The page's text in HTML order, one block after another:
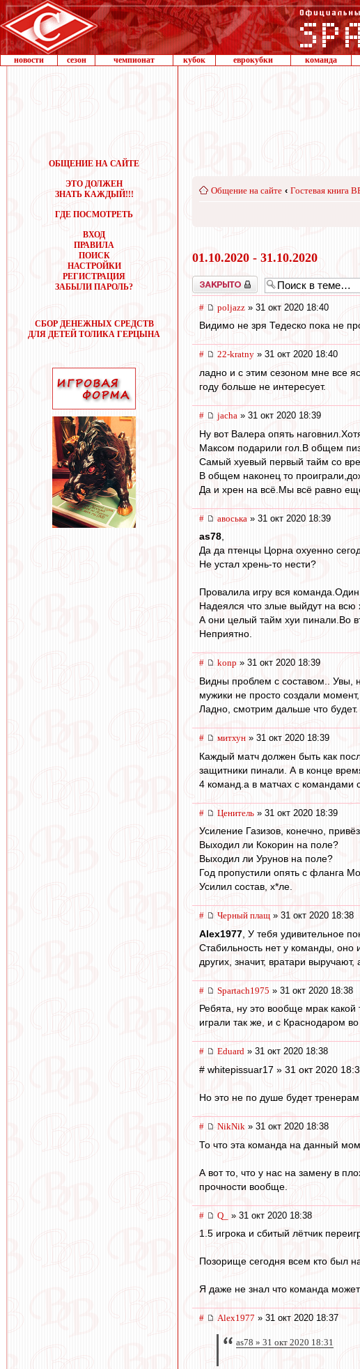
новости сезон чемпионат кубок еврокубки команда
ОБЩЕНИЕ НА САЙТЕ
ЭТО ДОЛЖЕН
ЗНАТЬ КАЖДЫЙ!!!
ГДЕ ПОСМОТРЕТЬ
ВХОД
ПРАВИЛА
ПОИСК
НАСТРОЙКИ
РЕГИСТРАЦИЯ
ЗАБЫЛИ ПАРОЛЬ?
СБОР ДЕНЕЖНЫХ СРЕДСТВ
ДЛЯ ДЕТЕЙ ТОЛИКА ГЕРЦЫНА
Общение на сайте ‹ Гостевая книга
01.10.2020 - 31.10.2020
Закрыто
# poljazz » 31 окт 2020 18:40
Видимо не зря Тедеско пока не
# 22-kratny » 31 окт 2020 18:40
ладно и с этим сезоном мне все
году больше не интересует.
# jacha » 31 окт 2020 18:39
Ну вот Валера опять
Максом подарили гол.В общем
Самый хуевый первый тайм со
В общем наконец то
Да и хрен на всё.Мы всё равно
# авоська » 31 окт 2020 18:39
as78,
Да да птенцы Цорна охуенно
Не устал хрень-то нести?
Провалила игру вся
Надеялся что злые выйдут на всю
А они целый тайм хуи пинали.Во
Неприятно.
# konp » 31 окт 2020 18:39
Видны проблем с составом.. Увы,
мужики не просто создали
Ладно, смотрим дальше что будет.
# митхун » 31 окт 2020 18:39
Каждый матч должен быть как
защитники пинали. А в конце
4 команд.а в матчах с командами
# Ценитель » 31 окт 2020 18:39
Усиление Газизов, конечно,
Выходил ли Кокорин на поле?
Выходил ли Урунов на поле?
Год пропустили опять с фланга
Усилил состав, х*ле.
# Черный плащ » 31 окт 2020 18:38
Alex1977 , У тебя удивительное
Стабильность нет у команды, оно
других, значит, вратари
# Spartach1975 » 31 окт 2020 18:38
Ребята, ну это вообще мрак
играли так же, и с Краснодаром
# Eduard » 31 окт 2020 18:38
# whitepissuar17 » 31 окт 2020
Но это не по душе будет
# NikNik » 31 окт 2020 18:38
То что эта команда на данный
А вот то, что у нас на замену в
прочности вообще.
# Q_ » 31 окт 2020 18:38
1.5 игрока и сбитый лётчик
Позорище сегодня всем кто был
Я даже не знал что команда
# Alex1977 » 31 окт 2020 18:37
as78 » 31 окт 2020 18:31